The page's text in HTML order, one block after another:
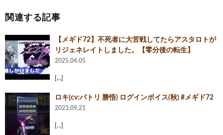
関連する記事
‪【メギド72】‬不死者に大苦戦してたらアスタロトが
リジェネレイトしました。‪【零分後の転生】‬
2025.04.05
[…]
ロキ(cv:バトリ 勝悟) ログインボイス(秋) #メギド72
2023.09.21
[…]